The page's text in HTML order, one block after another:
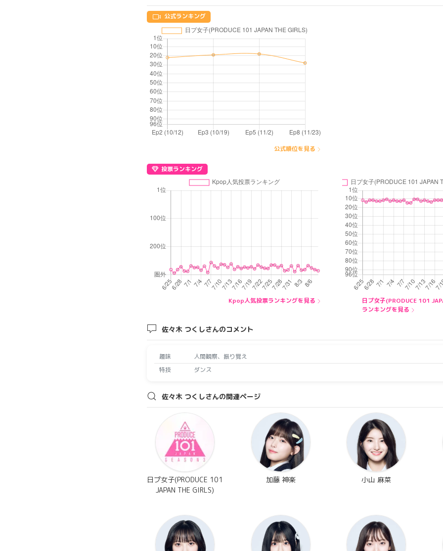
公式ランキング
公式順位を見る
投票ランキング
Kpop人気投票ランキングを見る
日プ女子(PRODUCE 101
ランキングを見る
佐々木 つくしさんのコメント
趣味
人間観察、振り覚え
特技
ダンス
佐々木 つくしさんの関連ページ
日プ女子(PRODUCE 101
JAPAN THE GIRLS)
加藤 神楽 小山 麻菜